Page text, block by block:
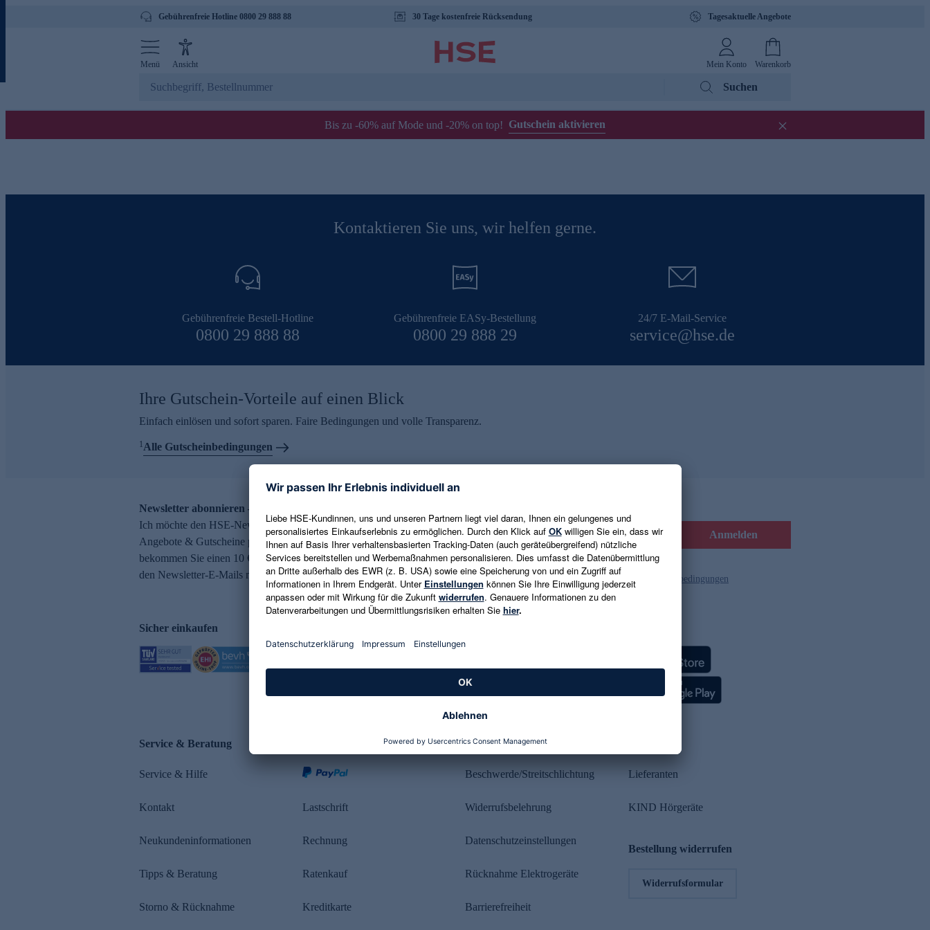
Gebührenfreie Hotline 0800 29 888 88 30 Tage kostenfreie Rücksendung Tagesaktuelle Angebote
Menü Ansicht Mein Konto Warenkorb
Suchen
Bis zu -60% auf Mode und -20% on top! Gutschein aktivieren
Kontaktieren Sie uns, wir helfen gerne.
Gebührenfreie Bestell-Hotline
0800 29 888 88
Gebührenfreie EASy-Bestellung
0800 29 888 29
24/7 E-Mail-Service
service@hse.de
Ihre Gutschein-Vorteile auf einen Blick
Einfach einlösen und sofort sparen. Faire Bedingungen und volle Transparenz.
1Alle Gutscheinbedingungen
Newsletter abonnieren – 10 € Gutschein erhalten
Ich möchte den HSE-Newsletter abonnieren und aktuelle Trends,
Angebote & Gutscheine per E-Mail erhalten. Als Dankeschön
bekommen Sie einen 10 € Gutschein. Eine Abmeldung ist jederzeit in
den Newsletter-E-Mails möglich.
E-Mail-Adresse eingeben Anmelden
Es gelten die Datenschutzrichtlinien und die Gutscheinbedingungen
Sicher einkaufen
Service & Beratung
Service & Hilfe
Kontakt
Neukundeninformationen
Tipps & Beratung
Storno & Rücknahme
Lastschrift
Rechnung
Ratenkauf
Kreditkarte
Rechtliches
Beschwerde/Streitschlichtung
Widerrufsbelehrung
Datenschutzeinstellungen
Rücknahme Elektrogeräte
Barrierefreiheit
Lieferanten
KIND Hörgeräte
Bestellung widerrufen
Widerrufsformular